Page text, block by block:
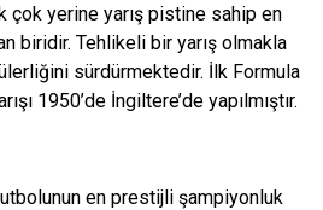
çok yerine yarış pistine sahip en
biridir. Tehlikeli bir yarış olmakla
sürdürmektedir. İlk Formula
1950’de İngiltere’de yapılmıştır.
en prestijli şampiyonluk